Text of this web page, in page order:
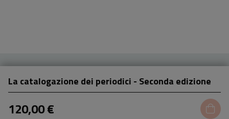
La catalogazione dei periodici - Seconda edizione
120,00 €